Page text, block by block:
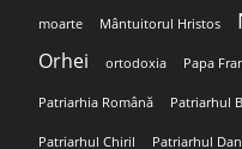
moarte Mântuitorul Hristos
Orhei ortodoxia Papa
Patriarhia Română Patriarhul
Patriarhul Chiril Patriarhul